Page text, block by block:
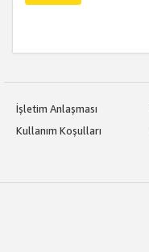
İşletim Anlaşması
Kullanım Koşulları